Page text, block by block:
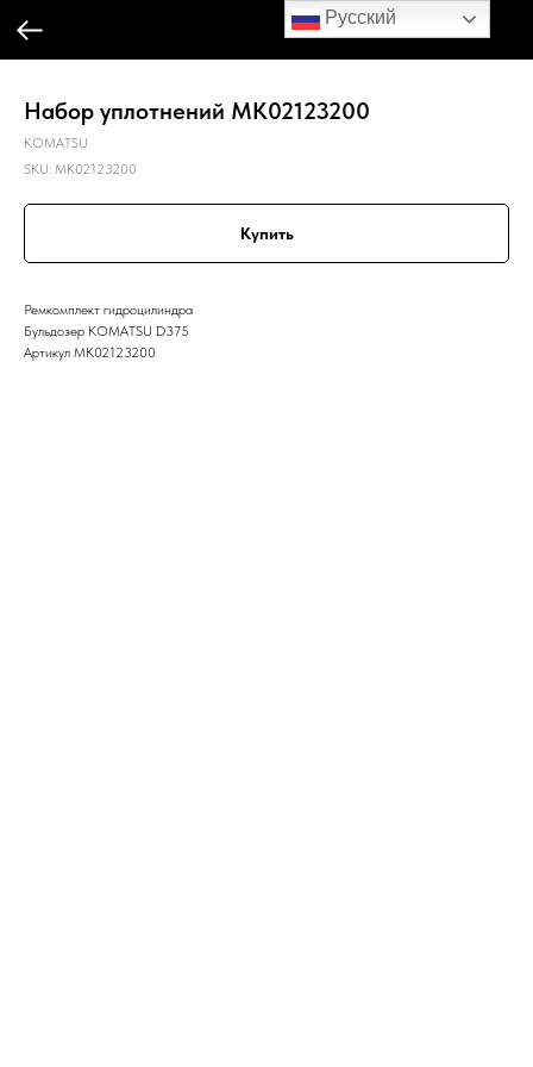
Русский
Набор уплотнений MK02123200
KOMATSU
SKU: MK02123200
Купить
Ремкомплект гидроцилиндра
Бульдозер KOMATSU D375
Артикул MK02123200